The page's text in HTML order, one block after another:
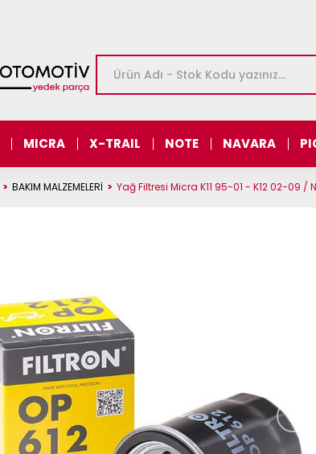
MICRA X-TRAIL NOTE NAVARA
BAKIM MALZEMELERİ Yağ Filtresi Micra K11 95-01 - K12 02-09 /
›